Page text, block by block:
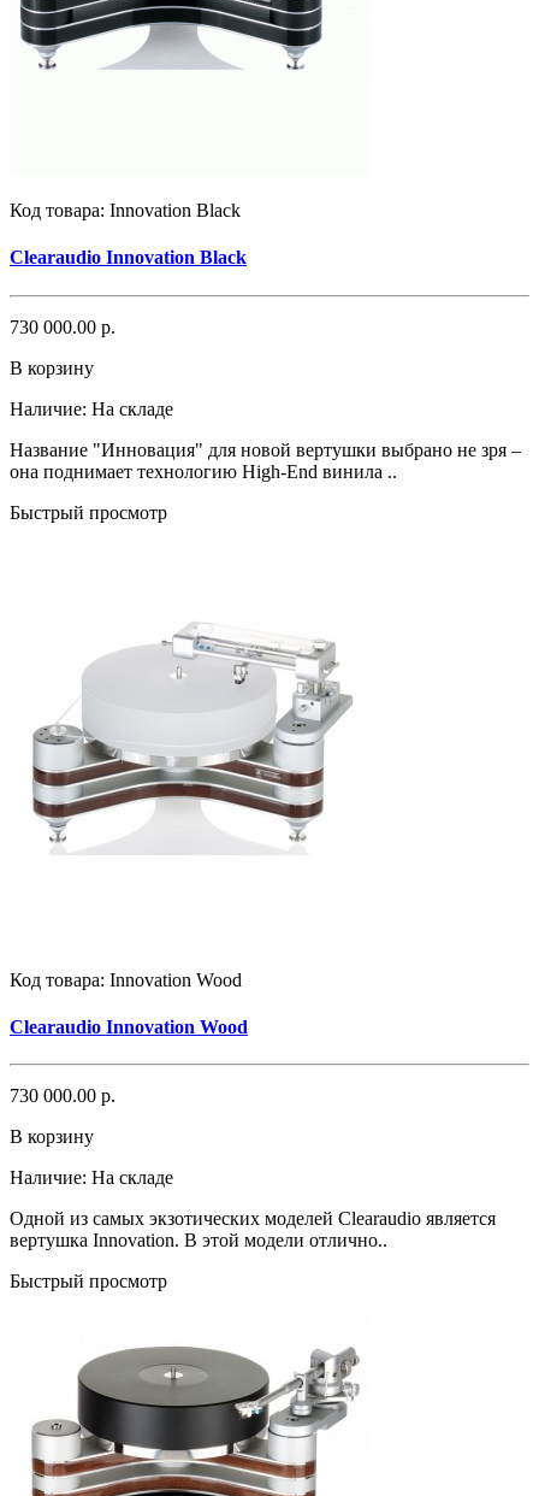
Код товара: Innovation Black
Clearaudio Innovation Black
730 000.00 р.
В корзину
Наличие: На складе
Название "Инновация" для новой вертушки выбрано не зря –
она поднимает технологию High-End винила ..
Быстрый просмотр
Код товара: Innovation Wood
Clearaudio Innovation Wood
730 000.00 р.
В корзину
Наличие: На складе
Одной из самых экзотических моделей Clearaudio является
вертушка Innovation. В этой модели отлично..
Быстрый просмотр